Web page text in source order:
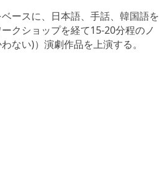
ベースに、日本語、手話、韓国語を
クショップを経て15-20分程のノ
ない)）演劇作品を上演する。